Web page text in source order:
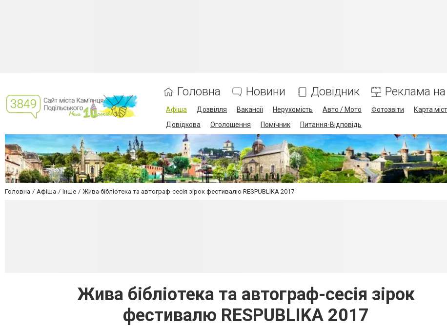
Головна Новини Довідник Реклама на
Афіша Дозвілля Вакансії Нерухомість Авто / Мото Фотозвіти Карта
Довідкова
Оголошення Помічник Питання-Відповідь
Головна Афіша Інше Жива бібліотека та автограф-сесія зірок фестивалю RESPUBLIKA 2017
Жива бібліотека та автограф-сесія зірок
фестивалю RESPUBLIKA 2017